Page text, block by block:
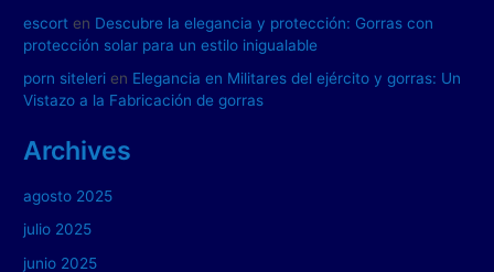
escort en Descubre la elegancia y protección: Gorras con
protección solar para un estilo inigualable
porn siteleri en Elegancia en Militares del ejército y gorras: Un
Vistazo a la Fabricación de gorras
Archives
agosto 2025
julio 2025
junio 2025